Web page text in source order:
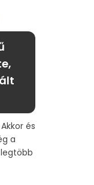
és
a